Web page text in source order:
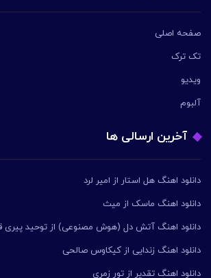
صفحه اصلی
تک ترک
ویدیو
آلبوم
آخرین ارسالی ها
دانلود اهنگ هل استار از امیر لرد
دانلود اهنگ ماسک از میث
دانلود اهنگ آتش دل (هوش مصنوعی) از توحید پیری
دانلود اهنگ زندایی از کیکاوس صالحی
دانلود اهنگ تقدیر از تور زمری